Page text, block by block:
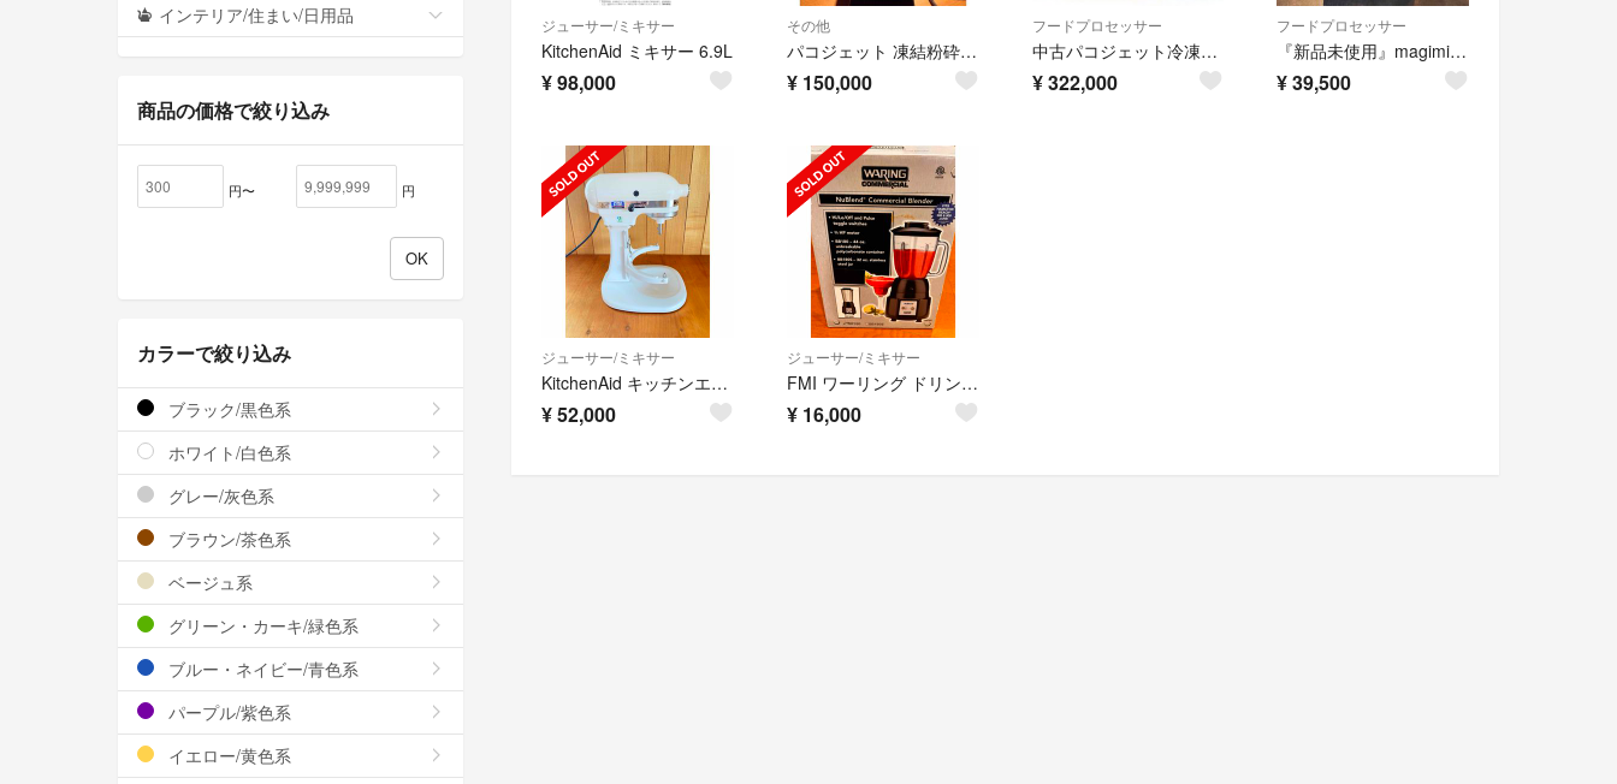
ジューサー/ミキサー
KitchenAid ミキサー 6.9L
¥98,000
その他
パコジェット 凍結粉砕調理器 PJ－2plus
¥ 150,000
フードプロセッサー
中古パコジェット冷凍粉砕調理機 PJ-1
¥322,000
フードプロセッサー
『新品未使用』magimix Fシリーズ フードプロセッサー RM-3200FA
¥39,500
ジューサー/ミキサー
KitchenAid キッチンエイド KSM5WH ミキサー
¥52,000
ジューサー/ミキサー
FMI ワーリング ドリンク ブレンダー BB 180 美品
¥ 16,000
インテリア/住まい/日用品
商品の価格で絞り込み
円〜 円
カラーで絞り込み
ブラック/黒色系
ホワイト/白色系
グレー/灰色系
ブラウン/茶色系
ベージュ系
グリーン・カーキ/緑色系
ブルー・ネイビー/青色系
パープル/紫色系
イエロー/黄色系